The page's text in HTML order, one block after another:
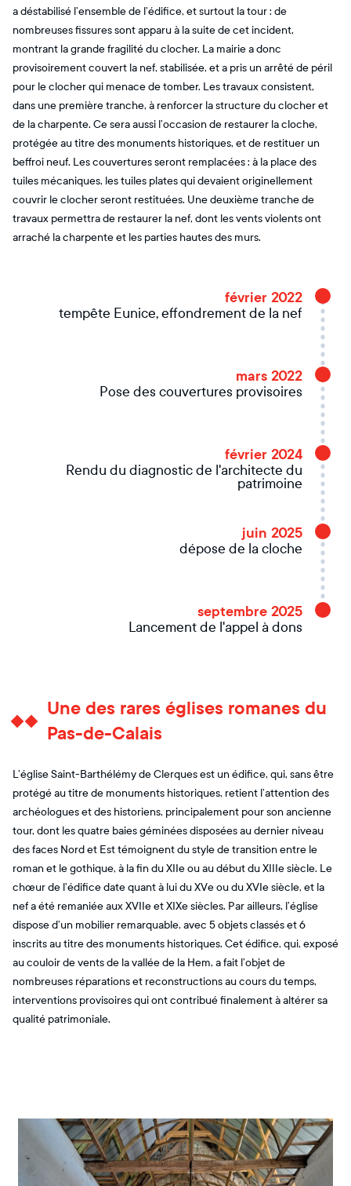
a déstabilisé l’ensemble de l’édifice, et surtout la tour : de
nombreuses fissures sont apparu à la suite de cet incident,
montrant la grande fragilité du clocher. La mairie a donc
provisoirement couvert la nef, stabilisée, et a pris un arrêté de péril
pour le clocher qui menace de tomber. Les travaux consistent,
dans une première tranche, à renforcer la structure du clocher et
de la charpente. Ce sera aussi l’occasion de restaurer la cloche,
protégée au titre des monuments historiques, et de restituer un
beffroi neuf. Les couvertures seront remplacées : à la place des
tuiles mécaniques, les tuiles plates qui devaient originellement
couvrir le clocher seront restituées. Une deuxième tranche de
travaux permettra de restaurer la nef, dont les vents violents ont
arraché la charpente et les parties hautes des murs.
février 2022
tempête Eunice, effondrement de la nef
mars 2022
Pose des couvertures provisoires
février 2024
Rendu du diagnostic de l'architecte du
patrimoine
juin 2025
dépose de la cloche
septembre 2025
Lancement de l'appel à dons
Une des rares églises romanes du
Pas-de-Calais
L’église Saint-Barthélémy de Clerques est un édifice, qui, sans être
protégé au titre de monuments historiques, retient l’attention des
archéologues et des historiens, principalement pour son ancienne
tour, dont les quatre baies géminées disposées au dernier niveau
des faces Nord et Est témoignent du style de transition entre le
roman et le gothique, à la fin du XIIe ou au début du XIIIe siècle. Le
chœur de l’édifice date quant à lui du XVe ou du XVIe siècle, et la
nef a été remaniée aux XVIIe et XIXe siècles. Par ailleurs, l’église
dispose d’un mobilier remarquable, avec 5 objets classés et 6
inscrits au titre des monuments historiques. Cet édifice, qui, exposé
au couloir de vents de la vallée de la Hem, a fait l’objet de
nombreuses réparations et reconstructions au cours du temps,
interventions provisoires qui ont contribué finalement à altérer sa
qualité patrimoniale.